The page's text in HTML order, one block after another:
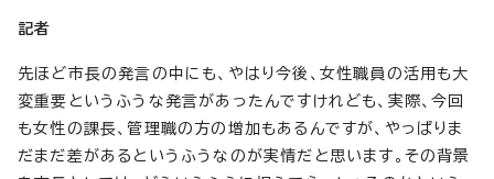
記者
先ほど市長の発言の中にも、やはり今後、女性職員の活用も大
変重要というふうな発言があったんですけれども、実際、今回
も女性の課長、管理職の方の増加もあるんですが、やっぱりま
だまだ差があるというふうなのが実情だと思います。その背景